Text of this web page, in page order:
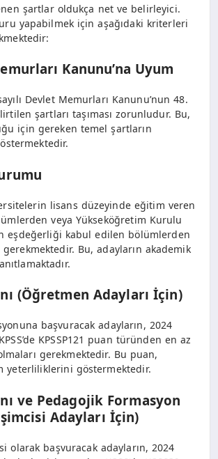
şartlar oldukça net ve belirleyici.
yapabilmek için aşağıdaki kriterleri
Kanunu’na Uyum
Devlet Memurları Kanunu’nun 48.
şartları taşıması zorunludur. Bu,
için gereken temel şartların
lisans düzeyinde eğitim veren
veya Yükseköğretim Kurulu
eşdeğerliği kabul edilen bölümlerden
Bu, adayların akademik
(Öğretmen Adayları İçin)
başvuracak adayların, 2024
KPSSP121 puan türünden en az
gerekmektedir. Bu puan,
yeterliliklerini göstermektedir.
ve Pedagojik Formasyon
Adayları İçin)
olarak başvuracak adayların, 2024